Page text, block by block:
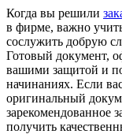
Когда вы решили
в фирме, важно
сослужить добрую
Готовый документ,
вашими защитой и
начинаниях. Если
оригинальный
зарекомендованное
получить